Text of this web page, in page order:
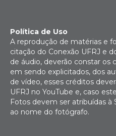
Política de Uso
A reprodução de matérias e
citação do Conexão UFRJ e
de áudio, deverão constar os
em sendo explicitados, dos
de vídeo, esses créditos
UFRJ no YouTube e, caso
Fotos devem ser atribuídas à
ao nome do fotógrafo.